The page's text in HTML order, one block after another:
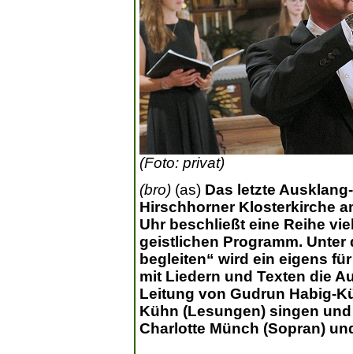
(Foto: privat)
(bro) (as) Das letzte
Hirschhorner Klosterkirche
Uhr beschließt eine Reihe
geistlichen Programm. Unter
begleiten“ wird ein eigens
mit Liedern und Texten die
Leitung von Gudrun Habig-
Kühn (Lesungen) singen
Charlotte Münch (Sopran)